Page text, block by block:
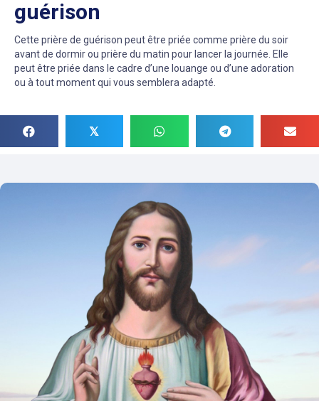
guérison
Cette prière de guérison peut être priée comme prière du soir
avant de dormir ou prière du matin pour lancer la journée. Elle
peut être priée dans le cadre d’une louange ou d’une adoration
ou à tout moment qui vous semblera adapté.
𝕏